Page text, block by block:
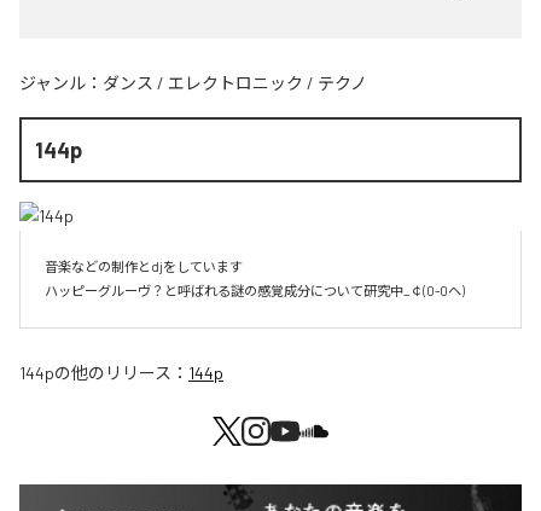
ジャンル： ダンス / エレクトロニック / テクノ
144p
音楽などの制作とdjをしています
ハッピーグルーヴ？と呼ばれる謎の感覚成分について研究中_￠(0-0ヘ)
144pの他のリリース： 144p